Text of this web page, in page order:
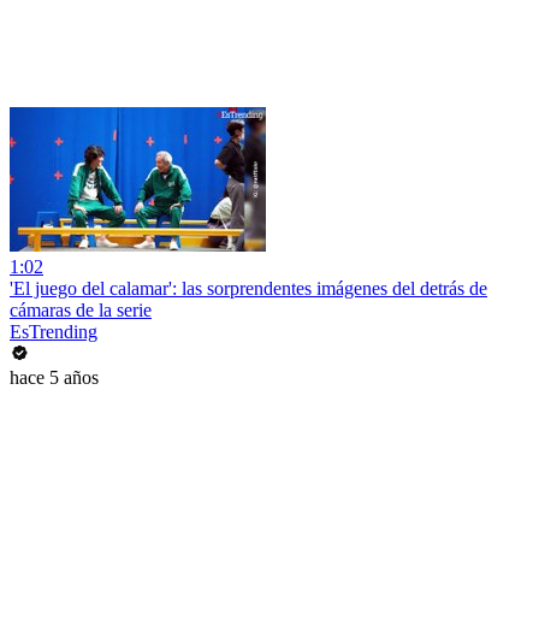
1:02
'El juego del calamar': las sorprendentes imágenes del detrás de
cámaras de la serie
EsTrending
hace 5 años